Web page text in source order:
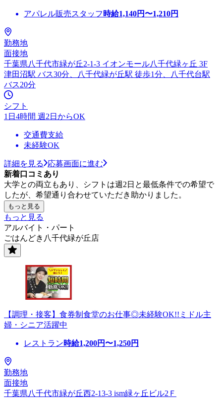
アパレル販売スタッフ 時給1,140円〜1,210円
勤務地
面接地
千葉県八千代市緑が丘2-1-3 イオンモール八千代緑ヶ丘 3F
津田沼駅 バス30分、八千代緑が丘駅 徒歩1分、八千代台駅
バス20分
シフト
1日4時間 週2日からOK
交通費支給
未経験OK
詳細を見る
応募画面に進む
新着口コミあり
大学との両立もあり、シフトは週2日と最低条件での希望で
したが、希望通り合わせていただき助かりました。
もっと見る
もっと見る
アルバイト・パート
ごはんどき八千代緑が丘店
【調理・接客】食券制食堂のお仕事◎未経験OK!!ミドル主
婦・シニア活躍中
レストラン時給1,200円〜1,250円
勤務地
面接地
千葉県八千代市緑が丘西2-13-3 ism緑ヶ丘ビル2Ｆ